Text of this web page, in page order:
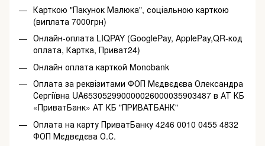
Карткою "Пакунок Малюка", соціальною карткою
(виплата 7000грн)
Онлайн-оплата LIQPAY (GooglePay, ApplePay,QR-код
оплата, Картка, Приват24)
Онлайн оплата карткой Monobank
Оплата за реквізитами ФОП Мєдвєдєва Олександра
Сергіївна UA653052990000026000035903487 в АТ КБ
«ПриватБанк» АТ КБ "ПРИВАТБАНК"
Оплата на карту ПриватБанку 4246 0010 0455 4832
ФОП Мєдвєдєва О.С.